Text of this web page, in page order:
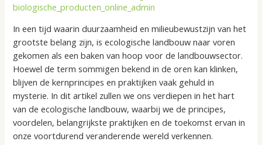
biologische_producten_online_admin
In een tijd waarin duurzaamheid en milieubewustzijn van het
grootste belang zijn, is ecologische landbouw naar voren
gekomen als een baken van hoop voor de landbouwsector.
Hoewel de term sommigen bekend in de oren kan klinken,
blijven de kernprincipes en praktijken vaak gehuld in
mysterie. In dit artikel zullen we ons verdiepen in het hart
van de ecologische landbouw, waarbij we de principes,
voordelen, belangrijkste praktijken en de toekomst ervan in
onze voortdurend veranderende wereld verkennen.